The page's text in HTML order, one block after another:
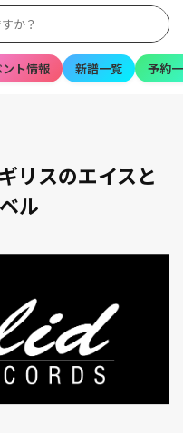
ト情報 新譜一覧 予約
リスのエイスと
ル